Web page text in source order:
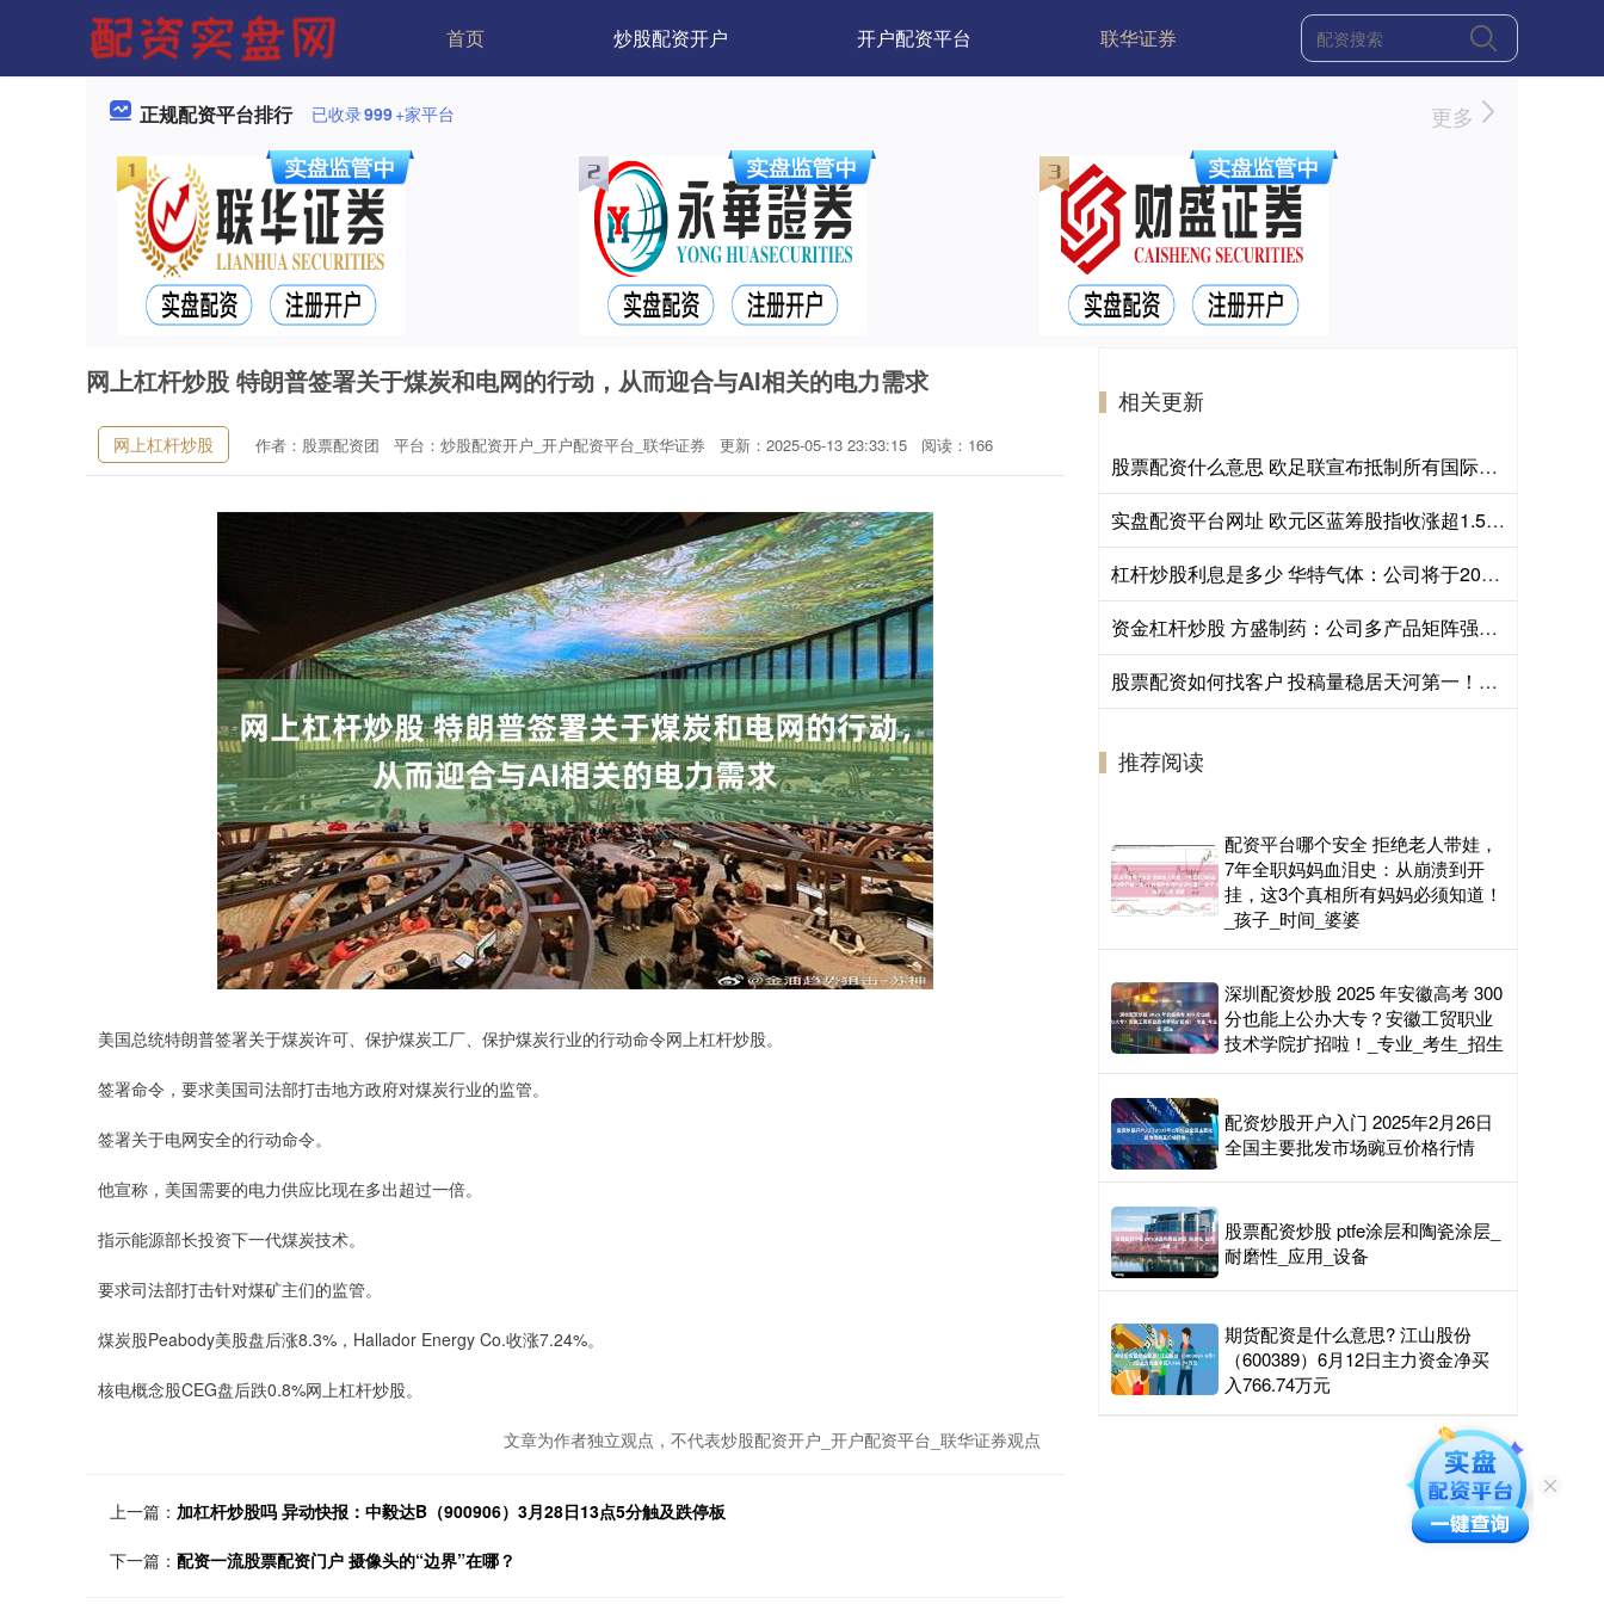
首页 炒股配资开户 开户配资平台 联华证券
正规配资平台排行 已收录999+家平台 更多
网上杠杆炒股 特朗普签署关于煤炭和电网的行动，从而迎合与AI相关的电力需求
网上杠杆炒股 作者：股票配资团 平台：炒股配资开户_开户配资平台_联华证券 更新：2025-05-13 23:33:15 阅读：166
美国总统特朗普签署关于煤炭许可、保护煤炭工厂、保护煤炭行业的行动命令网上杠杆炒股。
签署命令，要求美国司法部打击地方政府对煤炭行业的监管。
签署关于电网安全的行动命令。
他宣称，美国需要的电力供应比现在多出超过一倍。
指示能源部长投资下一代煤炭技术。
要求司法部打击针对煤矿主们的监管。
煤炭股Peabody美股盘后涨8.3%，Hallador Energy Co.收涨7.24%。
核电概念股CEG盘后跌0.8%网上杠杆炒股。
文章为作者独立观点，不代表炒股配资开户_开户配资平台_联华证券观点
上一篇： 加杠杆炒股吗 异动快报：中毅达B（900906）3月28日13点5分触及跌停板
下一篇： 配资一流股票配资门户 摄像头的“边界”在哪？
相关更新
股票配资什么意思 欧足联宣布抵制所有国际足联赛事
实盘配资平台网址 欧元区蓝筹股指收涨超1.5%，施耐德电气收涨超10.8%，英飞凌涨超9.1%，阿斯麦涨5.7%
杠杆炒股利息是多少 华特气体：公司将于2026年8月24日召开2026年第四次临时股东会
资金杠杆炒股 方盛制药：公司多产品矩阵强健的生命力特征正逐步显现，整体基本面稳健发展
股票配资如何找客户 投稿量稳居天河第一！专访校长，揭秘文明出行教育的创新密码
推荐阅读
配资平台哪个安全 拒绝老人带娃，
7年全职妈妈血泪史：从崩溃到开
挂，这3个真相所有妈妈必须知道！
_孩子_时间_婆婆
深圳配资炒股 2025 年安徽高考 300
分也能上公办大专？安徽工贸职业
技术学院扩招啦！_专业_考生_招生
配资炒股开户入门 2025年2月26日
全国主要批发市场豌豆价格行情
股票配资炒股 ptfe涂层和陶瓷涂层_
耐磨性_应用_设备
期货配资是什么意思? 江山股份
（600389）6月12日主力资金净买
入766.74万元